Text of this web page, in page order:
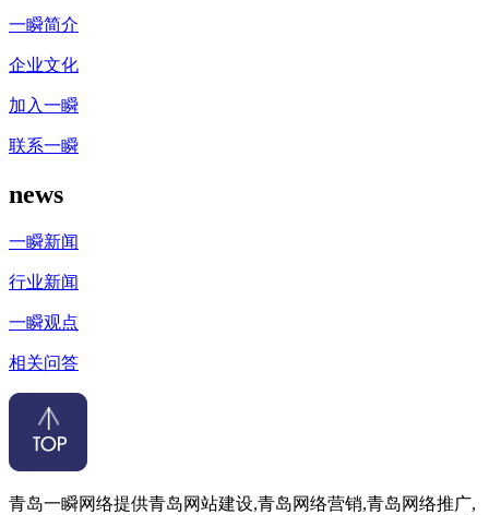
一瞬简介
企业文化
加入一瞬
联系一瞬
news
一瞬新闻
行业新闻
一瞬观点
相关问答
青岛一瞬网络提供青岛网站建设,青岛网络营销,青岛网络推广,